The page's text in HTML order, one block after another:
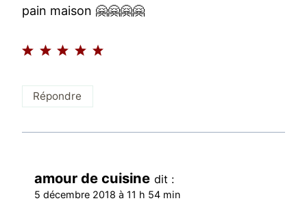
pain maison 🤗🤗🤗🤗
Répondre
amour de cuisine dit :
5 décembre 2018 à 11 h 54 min